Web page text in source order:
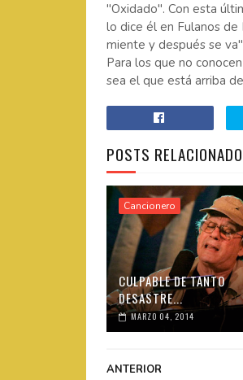
"Oxidado". Con esta
lo dice él en Fulanos de
miente y después se
Para los que no
sea el que está arriba
POSTS
Cancionero
CULPABLE DE TANTO
DESASTRE...
MARZO 04, 2014
ANTERIOR